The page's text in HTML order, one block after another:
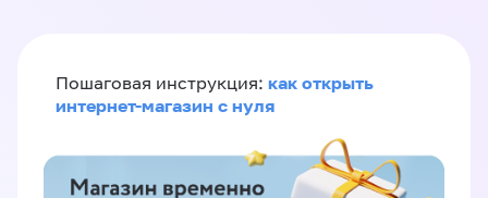
Пошаговая инструкция: как открыть
интернет-магазин с нуля